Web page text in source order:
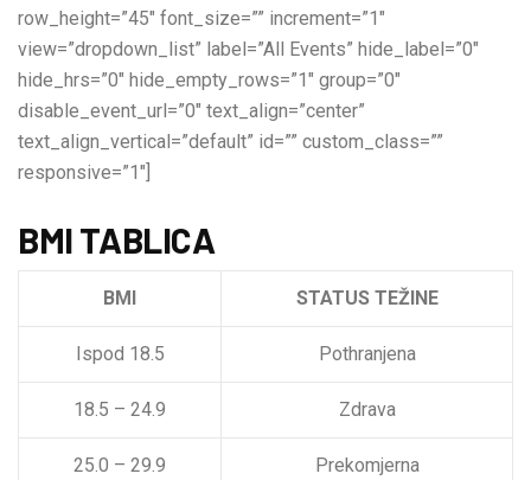
row_height=”45″ font_size=”” increment=”1″
view=”dropdown_list” label=”All Events” hide_label=”0″
hide_hrs=”0″ hide_empty_rows=”1″ group=”0″
disable_event_url=”0″ text_align=”center”
text_align_vertical=”default” id=”” custom_class=””
responsive=”1″]
BMI TABLICA
BMI STATUS TEŽINE
Ispod 18.5 Pothranjena
18.5 – 24.9 Zdrava
25.0 – 29.9 Prekomjerna